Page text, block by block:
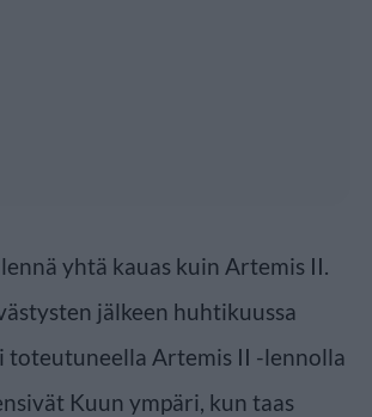
yhtä kauas kuin Artemis II.
jälkeen huhtikuussa
toteutuneella Artemis II -lennolla
Kuun ympäri, kun taas